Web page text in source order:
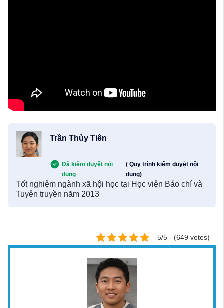
Trần Thủy Tiên
Đã kiểm duyệt nội
dung
( Quy trình kiểm duyệt nội
dung)
Tốt nghiệm ngành xã hội học tại Học viện Báo chí và
Tuyên truyền năm 2013
5/5 - (649 votes)